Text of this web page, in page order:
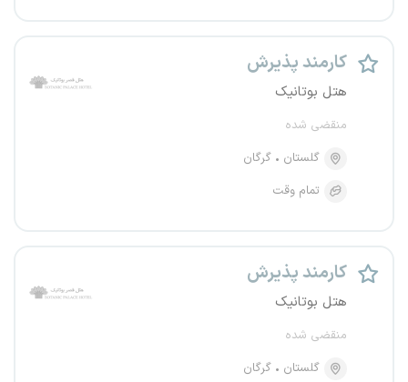
کارمند پذیرش
هتل بوتانیک
منقضی شده
گلستان
گرگان
تمام وقت
کارمند پذیرش
هتل بوتانیک
منقضی شده
گلستان
گرگان